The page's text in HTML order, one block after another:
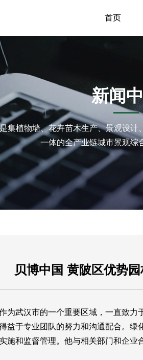
首页
新闻
集植物墙、花卉苗木生产、景观设
一体的全产业链城市景观综
贝博中国 黄陂区优势
为武汉市的一个重要区域，一直致
益于专业团队的努力和沟通配合。绿
施和监督管理。他与相关部门和企